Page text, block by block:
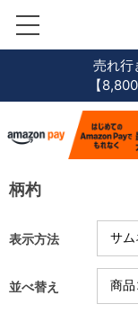
売れ行
【8,800
柄杓
表示方法
並べ替え